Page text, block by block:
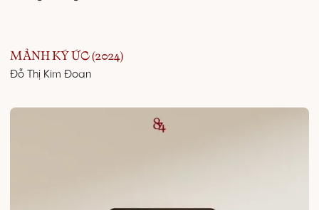
MẢNH KÝ ỨC (2024)
Đỗ Thị Kim Đoan